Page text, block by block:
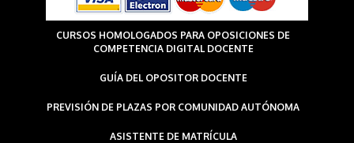
CURSOS HOMOLOGADOS PARA OPOSICIONES DE
COMPETENCIA DIGITAL DOCENTE
GUÍA DEL OPOSITOR DOCENTE
PREVISIÓN DE PLAZAS POR COMUNIDAD AUTÓNOMA
ASISTENTE DE MATRÍCULA